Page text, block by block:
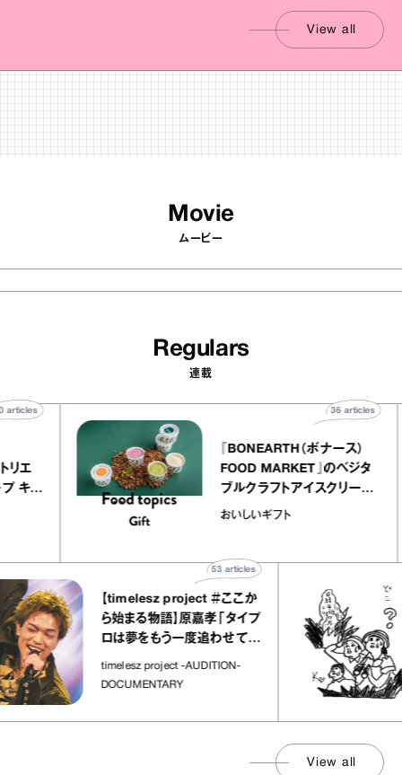
View all
Movie
ムービー
Regulars
連載
ー アトリエ
クレープ キャ
40
『BONEARTH（ボナース）
FOOD MARKET』のベジ
ブルクラフトアイスクリ
｜真野知子の「おいしい
おいしいギフト
36
【timelesz project ＃ここか
ら始まる物語】原嘉孝「タイプ
ロは夢をもう一度追わせてく
れた場所」
timelesz project -AUDITION-
DOCUMENTARY
articles
View all